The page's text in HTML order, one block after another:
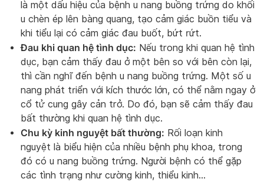
là một dấu hiệu của bệnh u nang buồng trứng do khối
u chèn ép lên bàng quang, tạo cảm giác buồn tiểu và
khi tiểu lại có cảm giác đau buốt, bứt rứt.
Đau khi quan hệ tình dục: Nếu trong khi quan hệ tình
dục, bạn cảm thấy đau ở một bên so với bên còn lại,
thì cần nghĩ đến bệnh u nang buồng trứng. Một số u
nang phát triển với kích thước lớn, có thể nằm ngay ở
cổ tử cung gây cản trở. Do đó, bạn sẽ cảm thấy đau
bất thường khi quan hệ tình dục.
Chu kỳ kinh nguyệt bất thường: Rối loạn kinh
nguyệt là biểu hiện của nhiều bệnh phụ khoa, trong
đó có u nang buồng trứng. Người bệnh có thể gặp
các tình trạng như cường kinh, thiểu kinh…